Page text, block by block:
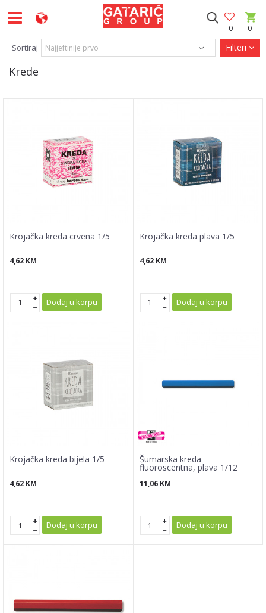
0
0
Krede
Sortiraj Filteri
Krojačka kreda crvena 1/5
4,62 KM
Dodaj u korpu
Krojačka kreda plava 1/5
4,62 KM
Dodaj u korpu
Krojačka kreda bijela 1/5
4,62 KM
Dodaj u korpu
Šumarska kreda
fluoroscentna, plava 1/12
11,06 KM
Dodaj u korpu